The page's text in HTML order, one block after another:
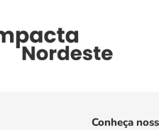
Conheça